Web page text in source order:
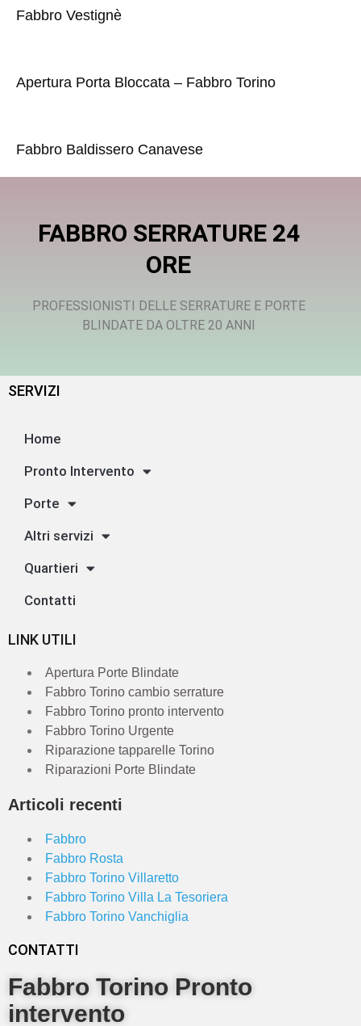
Fabbro Vestignè
Apertura Porta Bloccata – Fabbro Torino
Fabbro Baldissero Canavese
FABBRO SERRATURE 24
ORE
PROFESSIONISTI DELLE SERRATURE E PORTE
BLINDATE DA OLTRE 20 ANNI
SERVIZI
Home
Pronto Intervento
Porte
Altri servizi
Quartieri
Contatti
LINK UTILI
Apertura Porte Blindate
Fabbro Torino cambio serrature
Fabbro Torino pronto intervento
Fabbro Torino Urgente
Riparazione tapparelle Torino
Riparazioni Porte Blindate
Articoli recenti
Fabbro
Fabbro Rosta
Fabbro Torino Villaretto
Fabbro Torino Villa La Tesoriera
Fabbro Torino Vanchiglia
CONTATTI
Fabbro Torino Pronto
intervento